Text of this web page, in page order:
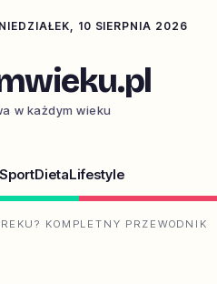
10 SIERPNIA 2026
w każdym wieku
SportDietaLifestyle
KOMPLETNY PRZEWODNIK